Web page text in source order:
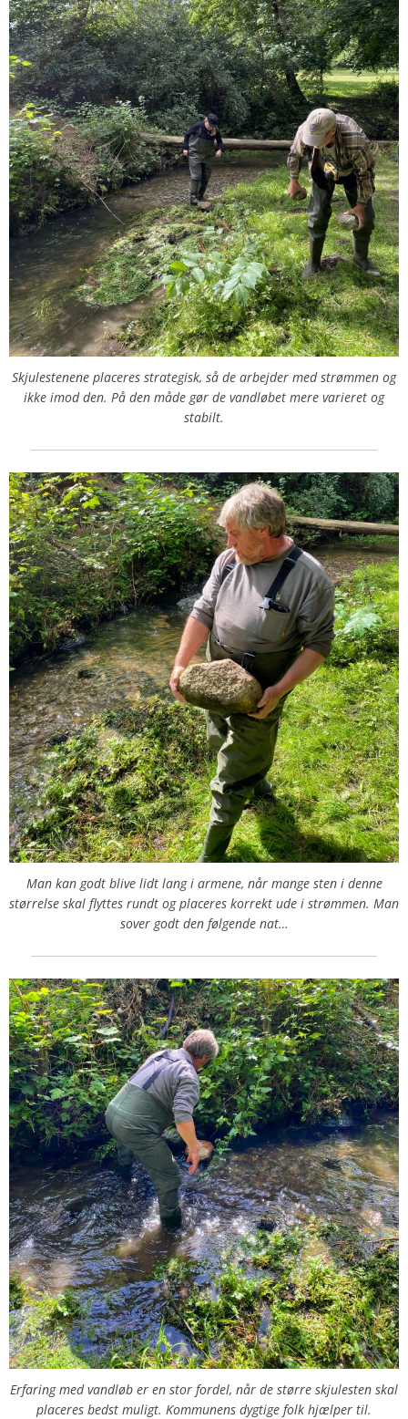
Skjulestenene placeres strategisk, så de arbejder med strømmen og
ikke imod den. På den måde gør de vandløbet mere varieret og
stabilt.
Man kan godt blive lidt lang i armene, når mange sten i denne
størrelse skal flyttes rundt og placeres korrekt ude i strømmen. Man
sover godt den følgende nat…
Erfaring med vandløb er en stor fordel, når de større skjulesten skal
placeres bedst muligt. Kommunens dygtige folk hjælper til.